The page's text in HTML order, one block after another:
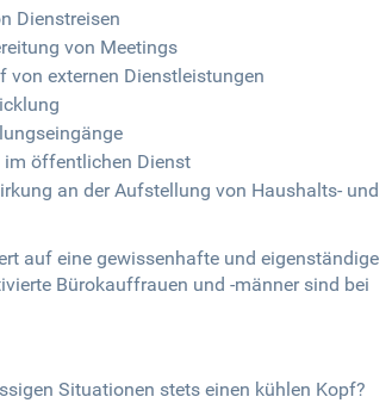
Dienstreisen
von Meetings
von externen Dienstleistungen
im öffentlichen Dienst
an der Aufstellung von Haushalts- und
auf eine gewissenhafte und eigenständige
Bürokauffrauen und -männer sind bei
Situationen stets einen kühlen Kopf?